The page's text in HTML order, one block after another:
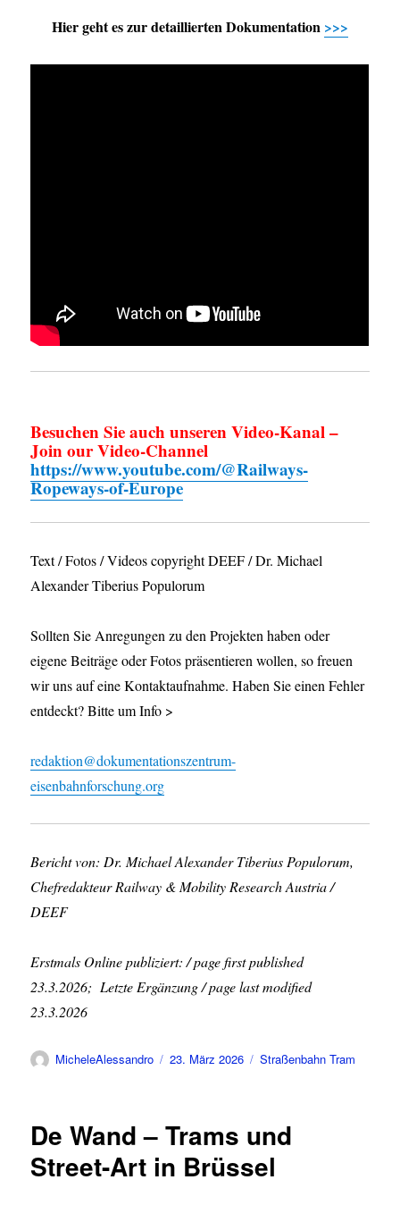
Hier geht es zur detaillierten Dokumentation >>>
Besuchen Sie auch unseren Video-Kanal –
Join our Video-Channel
https://www.youtube.com/@Railways-
Ropeways-of-Europe
Text / Fotos / Videos copyright DEEF / Dr. Michael
Alexander Tiberius Populorum
Sollten Sie Anregungen zu den Projekten haben oder
eigene Beiträge oder Fotos präsentieren wollen, so freuen
wir uns auf eine Kontaktaufnahme. Haben Sie einen Fehler
entdeckt? Bitte um Info >
redaktion@dokumentationszentrum-
eisenbahnforschung.org
Bericht von: Dr. Michael Alexander Tiberius Populorum,
Chefredakteur Railway & Mobility Research Austria /
DEEF
Erstmals Online publiziert: / page first published
23.3.2026; Letzte Ergänzung / page last modified
23.3.2026
Autor
MicheleAlessandro
Veröffentlicht
23. März 2026 Kategorien
Straßenbahn Tram
De Wand – Trams und
Street-Art in Brüssel